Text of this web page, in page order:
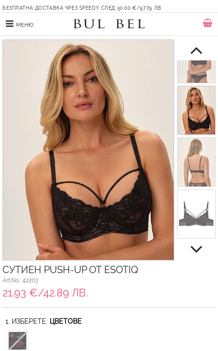
БЕЗПЛАТНА ДОСТАВКА ЧРЕЗ SPEEDY СЛЕД 50.00 €/97.79 ЛВ.
МЕНЮ
СУТИЕН PUSH-UP ОТ ESOTIQ
Art.No.: 42203
21.93 €/42.89 ЛВ.
1. ИЗБЕРЕТЕ: ЦВЕТОВЕ